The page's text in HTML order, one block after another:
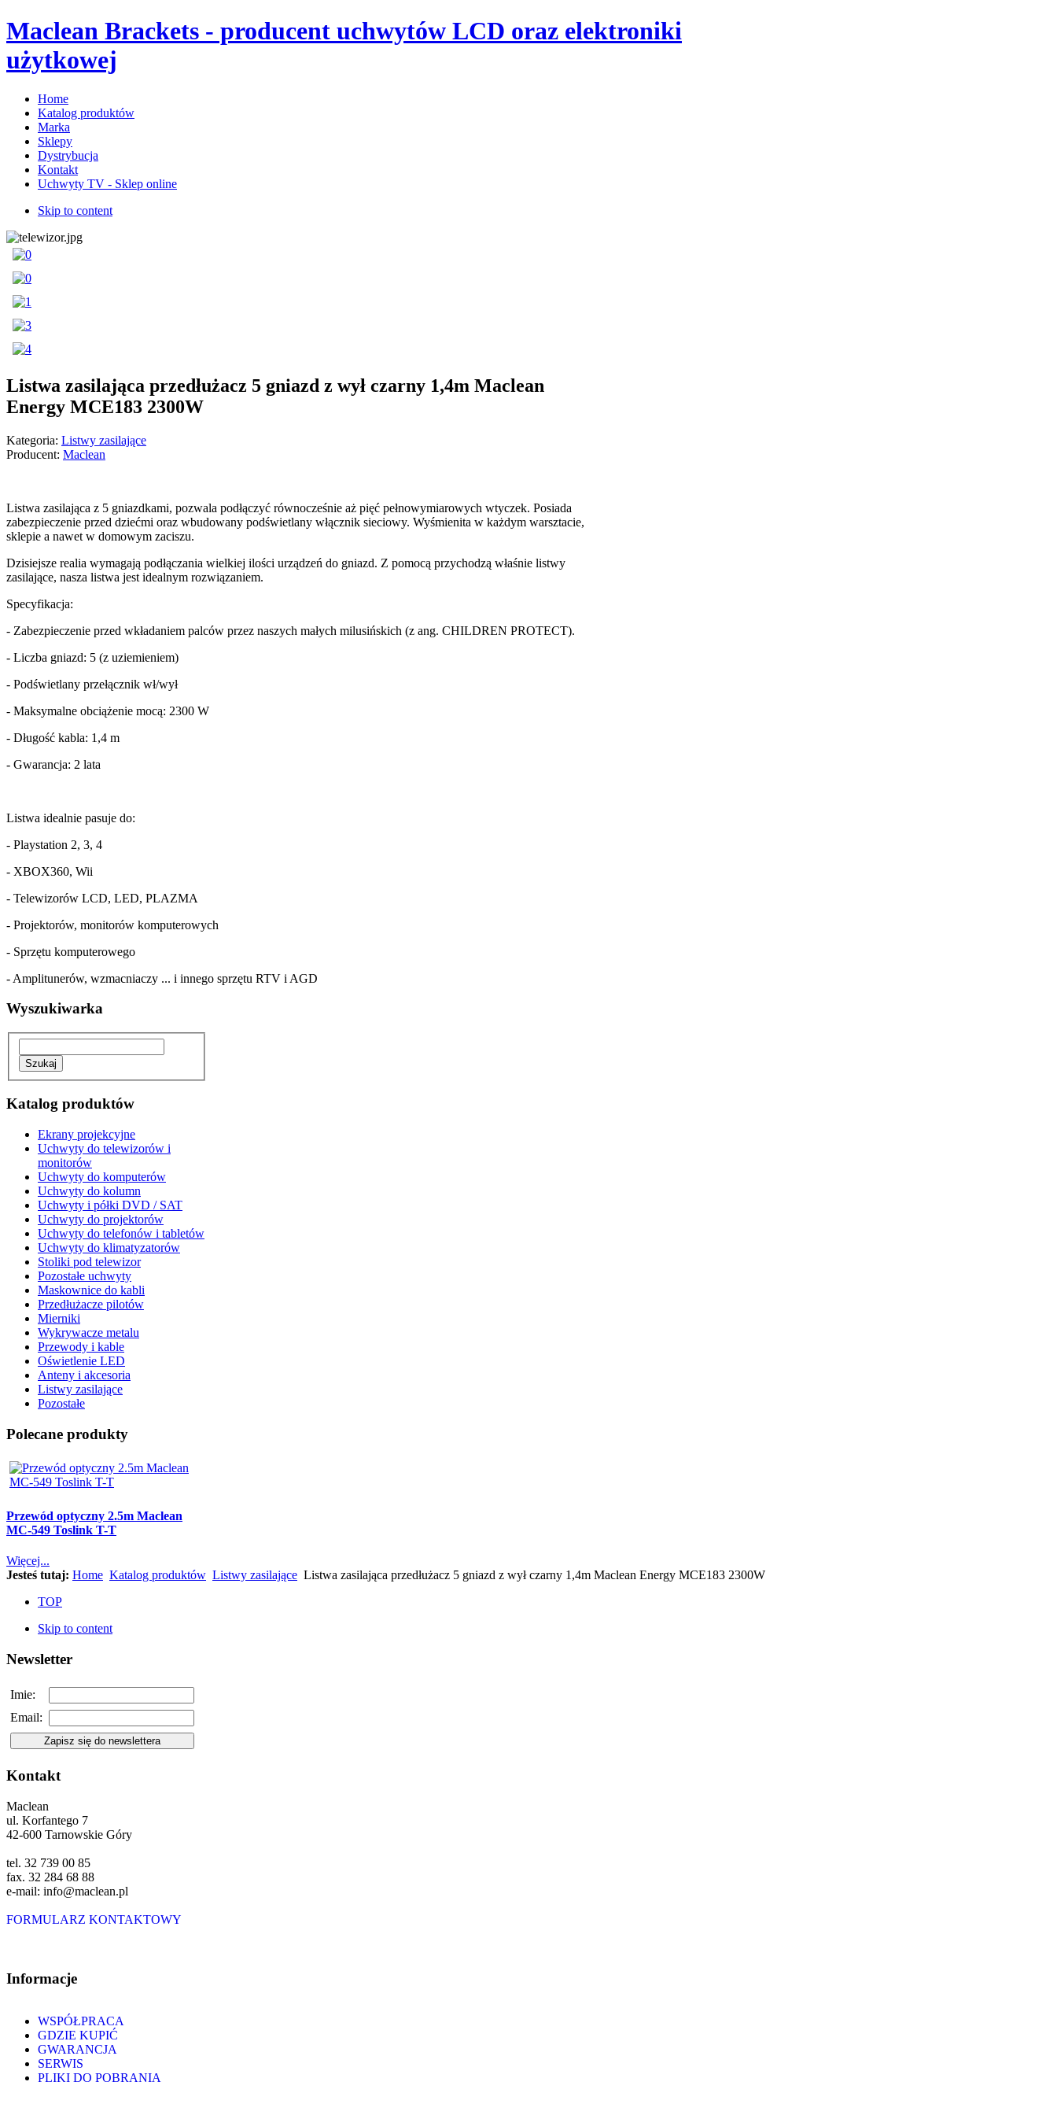
Maclean Brackets - producent uchwytów LCD oraz elektroniki
użytkowej
Home
Katalog produktów
Marka
Sklepy
Dystrybucja
Kontakt
Uchwyty TV - Sklep online
Skip to content
Listwa zasilająca przedłużacz 5 gniazd z wył czarny 1,4m Maclean
Energy MCE183 2300W
Kategoria: Listwy zasilające
Producent: Maclean
Listwa zasilająca z 5 gniazdkami, pozwala podłączyć równocześnie aż pięć pełnowymiarowych wtyczek. Posiada
zabezpieczenie przed dziećmi oraz wbudowany podświetlany włącznik sieciowy. Wyśmienita w każdym warsztacie,
sklepie a nawet w domowym zaciszu.
Dzisiejsze realia wymagają podłączania wielkiej ilości urządzeń do gniazd. Z pomocą przychodzą właśnie listwy
zasilające, nasza listwa jest idealnym rozwiązaniem.
Specyfikacja:
- Zabezpieczenie przed wkładaniem palców przez naszych małych milusińskich (z ang. CHILDREN PROTECT).
- Liczba gniazd: 5 (z uziemieniem)
- Podświetlany przełącznik wł/wył
- Maksymalne obciążenie mocą: 2300 W
- Długość kabla: 1,4 m
- Gwarancja: 2 lata
Listwa idealnie pasuje do:
- Playstation 2, 3, 4
- XBOX360, Wii
- Telewizorów LCD, LED, PLAZMA
- Projektorów, monitorów komputerowych
- Sprzętu komputerowego
- Amplitunerów, wzmacniaczy ... i innego sprzętu RTV i AGD
Wyszukiwarka
Katalog produktów
Ekrany projekcyjne
Uchwyty do telewizorów i
monitorów
Uchwyty do komputerów
Uchwyty do kolumn
Uchwyty i półki DVD / SAT
Uchwyty do projektorów
Uchwyty do telefonów i tabletów
Uchwyty do klimatyzatorów
Stoliki pod telewizor
Pozostałe uchwyty
Maskownice do kabli
Przedłużacze pilotów
Mierniki
Wykrywacze metalu
Przewody i kable
Oświetlenie LED
Anteny i akcesoria
Listwy zasilające
Pozostałe
Polecane produkty
Przewód optyczny 2.5m Maclean
MC-549 Toslink T-T
Więcej...
Jesteś tutaj: Home Katalog produktów Listwy zasilające Listwa zasilająca przedłużacz 5 gniazd z wył czarny 1,4m Maclean Energy MCE183 2300W
TOP
Skip to content
Newsletter
Imie:
Email:
Kontakt
Maclean
ul. Korfantego 7
42-600 Tarnowskie Góry
tel. 32 739 00 85
fax. 32 284 68 88
e-mail: info@maclean.pl
FORMULARZ KONTAKTOWY
Informacje
WSPÓŁPRACA
GDZIE KUPIĆ
GWARANCJA
SERWIS
PLIKI DO POBRANIA